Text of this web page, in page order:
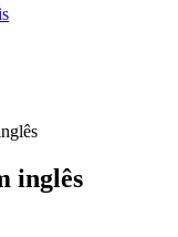
inglês